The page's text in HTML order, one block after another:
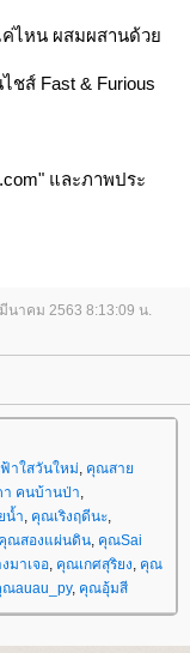
ค่ไหน ผสมผสานด้ว
ส์ Fast & Furious
และภาพประ
นาคม 2563 8:13:09 น.
าใสวันใหม่, คุณสา
คนบ้านป่า,
น้ำ, คุณเริงฤดีนะ,
คุณสองแผ่นดิน, คุณSai
มาเจอ, คุณเกศสุริยง, คุณ
ณauau_py, คุณอุ้มสี